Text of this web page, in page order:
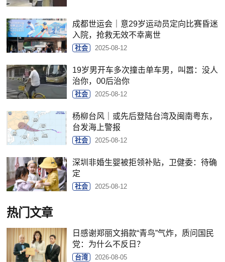
成都世运会｜意29岁运动员定向比赛昏迷
入院，抢救无效不幸离世
社会 2025-08-12
19岁男开车多次撞击单车男，叫嚣：没人
治你，00后治你
社会 2025-08-12
杨柳台风｜或先后登陆台湾及闽南粤东，
台发海上警报
社会 2025-08-12
深圳非婚生婴被拒领补贴，卫健委：待确
定
社会 2025-08-12
热门文章
日感谢郑丽文捐款“青鸟”气炸，质问国民
党：为什么不反日？
台湾 2026-08-05